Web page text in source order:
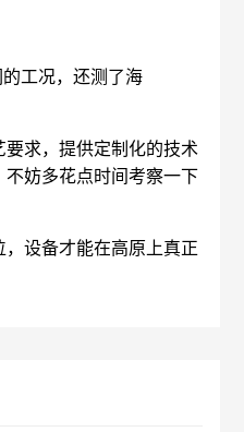
工况，还测了海
求，提供定制化的技术
妨多花点时间考察一下
设备才能在高原上真正